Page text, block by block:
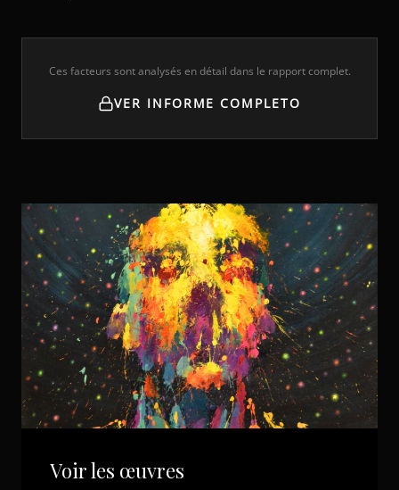
Ces facteurs sont analysés en détail dans le rapport complet.
VER INFORME COMPLETO
Voir les œuvres